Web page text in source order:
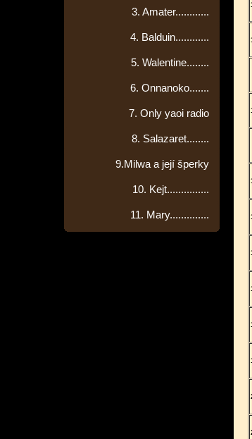
3. Amater............
4. Balduin............
5. Walentine........
6. Onnanoko.......
7. Only yaoi radio
8. Salazaret........
9.Milwa a její šperky
10. Kejt...............
11. Mary..............